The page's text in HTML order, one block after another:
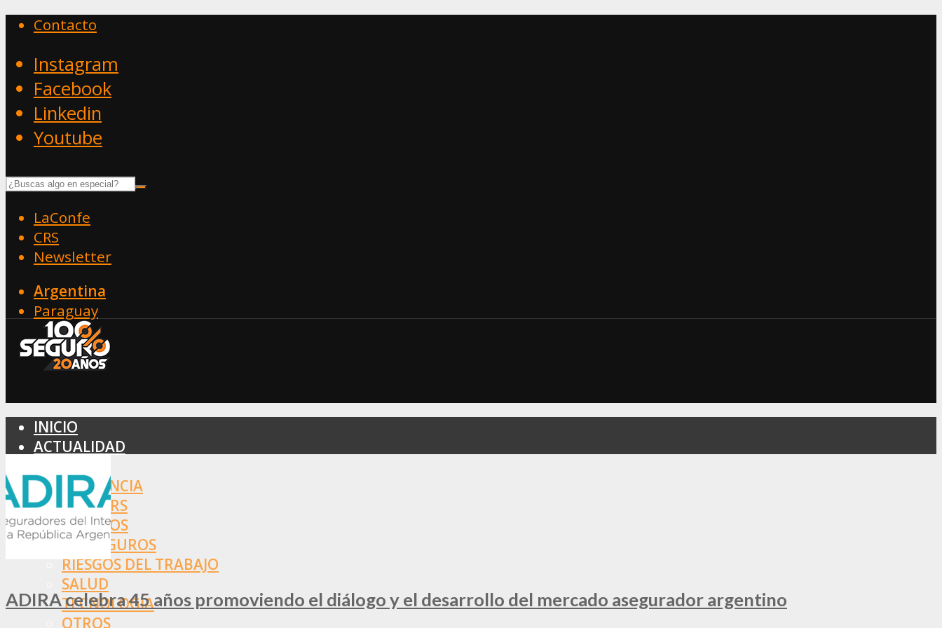
Contacto
Instagram
Facebook
Linkedin
Youtube
LaConfe
CRS
Newsletter
Argentina
Paraguay
INICIO
ACTUALIDAD
ASISTENCIA
BROKERS
SEGUROS
REASEGUROS
RIESGOS DEL TRABAJO
SALUD
TECNOLOGÍA
OTROS
ADIRA celebra 45 años promoviendo el diálogo y el desarrollo del mercado asegurador argentino